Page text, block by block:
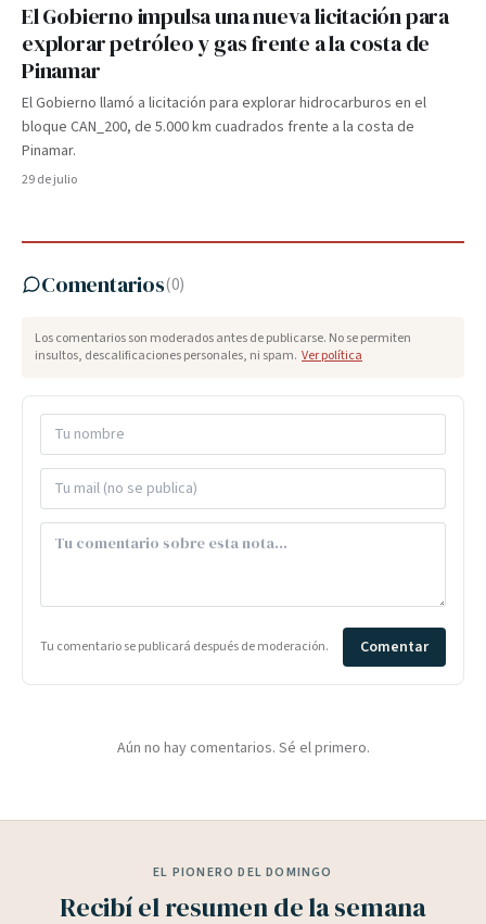
El Gobierno impulsa una nueva licitación para
explorar petróleo y gas frente a la costa de
Pinamar
El Gobierno llamó a licitación para explorar hidrocarburos en el
bloque CAN_200, de 5.000 km cuadrados frente a la costa de
Pinamar.
29 de julio
Comentarios(0)
Los comentarios son moderados antes de publicarse. No se permiten
insultos, descalificaciones personales, ni spam. Ver política
Tu comentario se publicará después de moderación. Comentar
Aún no hay comentarios. Sé el primero.
EL PIONERO DEL DOMINGO
Recibí el resumen de la semana